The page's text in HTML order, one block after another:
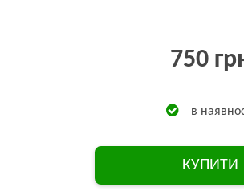
750
в
КУПИТИ